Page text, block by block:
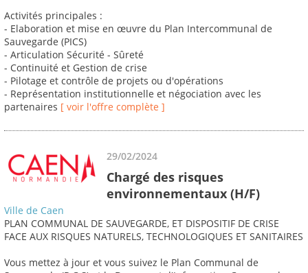
Activités principales :
- Elaboration et mise en œuvre du Plan Intercommunal de
Sauvegarde (PICS)
- Articulation Sécurité - Sûreté
- Continuité et Gestion de crise
- Pilotage et contrôle de projets ou d'opérations
- Représentation institutionnelle et négociation avec les
partenaires [ voir l'offre complète ]
29/02/2024
Chargé des risques
environnementaux (H/F)
Ville de Caen
PLAN COMMUNAL DE SAUVEGARDE, ET DISPOSITIF DE CRISE
FACE AUX RISQUES NATURELS, TECHNOLOGIQUES ET SANITAIRES
Vous mettez à jour et vous suivez le Plan Communal de